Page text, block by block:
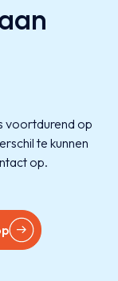
voortdurend op
te kunnen
op.